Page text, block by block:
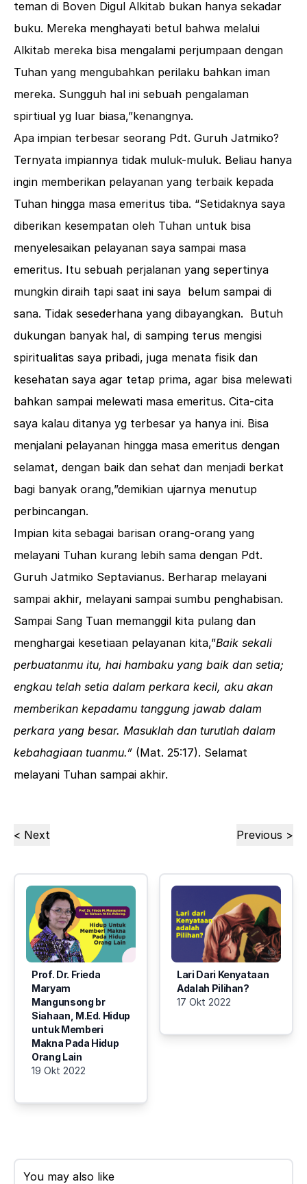
teman di Boven Digul Alkitab bukan hanya sekadar
buku. Mereka menghayati betul bahwa melalui
Alkitab mereka bisa mengalami perjumpaan dengan
Tuhan yang mengubahkan perilaku bahkan iman
mereka. Sungguh hal ini sebuah pengalaman
spirtiual yg luar biasa,”kenangnya.
Apa impian terbesar seorang Pdt. Guruh Jatmiko?
Ternyata impiannya tidak muluk-muluk. Beliau hanya
ingin memberikan pelayanan yang terbaik kepada
Tuhan hingga masa emeritus tiba. “Setidaknya saya
diberikan kesempatan oleh Tuhan untuk bisa
menyelesaikan pelayanan saya sampai masa
emeritus. Itu sebuah perjalanan yang sepertinya
mungkin diraih tapi saat ini saya belum sampai di
sana. Tidak sesederhana yang dibayangkan. Butuh
dukungan banyak hal, di samping terus mengisi
spiritualitas saya pribadi, juga menata fisik dan
kesehatan saya agar tetap prima, agar bisa melewati
bahkan sampai melewati masa emeritus. Cita-cita
saya kalau ditanya yg terbesar ya hanya ini. Bisa
menjalani pelayanan hingga masa emeritus dengan
selamat, dengan baik dan sehat dan menjadi berkat
bagi banyak orang,”demikian ujarnya menutup
perbincangan.
Impian kita sebagai barisan orang-orang yang
melayani Tuhan kurang lebih sama dengan Pdt.
Guruh Jatmiko Septavianus. Berharap melayani
sampai akhir, melayani sampai sumbu penghabisan.
Sampai Sang Tuan memanggil kita pulang dan
menghargai kesetiaan pelayanan kita,”Baik sekali
perbuatanmu itu, hai hambaku yang baik dan setia;
engkau telah setia dalam perkara kecil, aku akan
memberikan kepadamu tanggung jawab dalam
perkara yang besar. Masuklah dan turutlah dalam
kebahagiaan tuanmu.” (Mat. 25:17). Selamat
melayani Tuhan sampai akhir.
< Next Previous >
Prof. Dr. Frieda
Maryam
Mangunsong br
Siahaan, M.Ed. Hidup
untuk Memberi
Makna Pada Hidup
Orang Lain
19 Okt 2022
Lari Dari Kenyataan
Adalah Pilihan?
17 Okt 2022
You may also like